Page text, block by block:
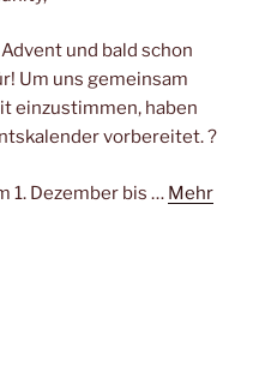
und bald schon
Um uns gemeinsam
einzustimmen, haben
vorbereitet. ?
1. Dezember bis … Mehr